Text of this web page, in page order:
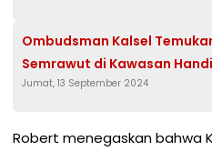
Ombudsman Kalsel
Semrawut di Kawasan
Jumat, 13 September 2024
Robert menegaskan bahwa